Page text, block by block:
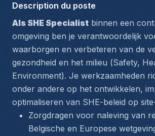
Description du poste
Als SHE Specialist binnen een
omgeving ben je verantwoordelijk
waarborgen en verbeteren van de
gezondheid en het milieu (Safety,
Environment). Je werkzaamheden
onder andere op het ontwikkelen,
optimaliseren van SHE-beleid op
Zorgdragen voor naleving van
Belgische en Europese